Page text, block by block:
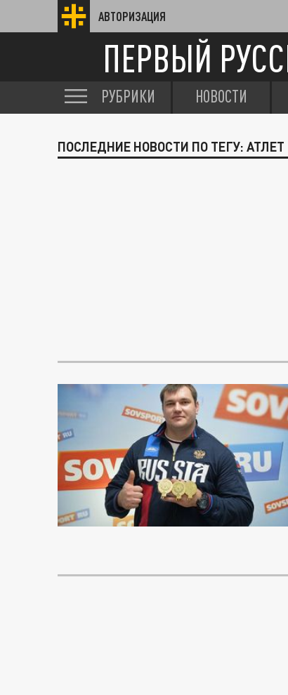
АВТОРИЗАЦИЯ
ПЕРВЫЙ
РУБРИКИ НОВОСТИ
ПОСЛЕДНИЕ НОВОСТИ ПО ТЕГУ: АТЛЕТ